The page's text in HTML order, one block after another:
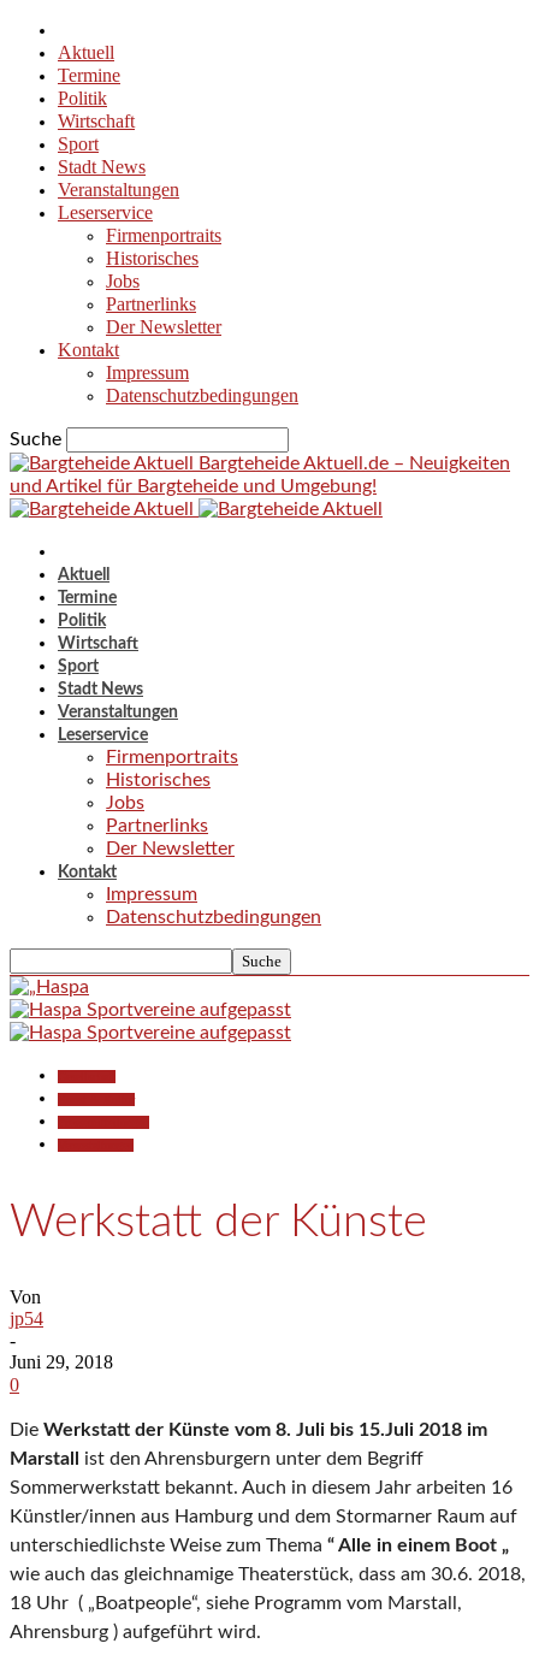
Aktuell
Termine
Politik
Wirtschaft
Sport
Stadt News
Veranstaltungen
Leserservice
Firmenportraits
Historisches
Jobs
Partnerlinks
Der Newsletter
Kontakt
Impressum
Datenschutzbedingungen
Suche
Bargteheide Aktuell.de – Neuigkeiten
und Artikel für Bargteheide und Umgebung!
Aktuell
Termine
Politik
Wirtschaft
Sport
Stadt News
Veranstaltungen
Leserservice
Firmenportraits
Historisches
Jobs
Partnerlinks
Der Newsletter
Kontakt
Impressum
Datenschutzbedingungen
Werkstatt der Künste
Von
jp54
-
Juni 29, 2018
0
Die Werkstatt der Künste vom 8. Juli bis 15.Juli 2018 im
Marstall ist den Ahrensburgern unter dem Begriff
Sommerwerkstatt bekannt. Auch in diesem Jahr arbeiten 16
Künstler/innen aus Hamburg und dem Stormarner Raum auf
unterschiedlichste Weise zum Thema “ Alle in einem Boot „
wie auch das gleichnamige Theaterstück, dass am 30.6. 2018,
18 Uhr ( „Boatpeople“, siehe Programm vom Marstall,
Ahrensburg ) aufgeführt wird.